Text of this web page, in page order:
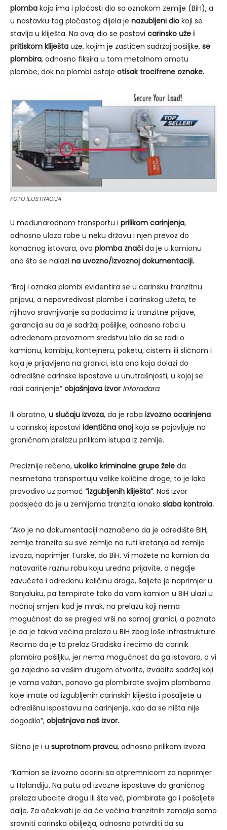
plomba koja ima i pločasti dio sa oznakom zemlje (BiH), a
u nastavku tog pločastog dijela je nazubljeni dio koji se
stavlja u kliješta. Na ovaj dio se postavi carinsko uže i
pritiskom kliješta uže, kojim je zaštićen sadržaj pošiljke, se
plombira, odnosno fiksira u tom metalnom omotu
plombe, dok na plombi ostaje otisak trocifrene oznake.
FOTO ILUSTRACIJA
U međunarodnom transportu i prilikom carinjenja,
odnosno ulaza robe u neku državu i njen prevoz do
konačnog istovara, ova plomba znači da je u kamionu
ono što se nalazi na uvozno/izvoznoj dokumentaciji.
“Broj i oznaka plombi evidentira se u carinsku tranzitnu
prijavu, a nepovredivost plombe i carinskog užeta, te
njihovo sravnjivanje sa podacima iz tranzitne prijave,
garancija su da je sadržaj pošiljke, odnosno roba u
određenom prevoznom sredstvu bilo da se radi o
kamionu, kombiju, kontejneru, paketu, cisterni ili sličnom i
koja je prijavljena na granici, ista ona koja dolazi do
odredišne carinske ispostave u unutrašnjosti, u kojoj se
radi carinjenje” objašnjava izvor Inforadara.
Ili obratno, u slučaju izvoza, da je roba izvozno ocarinjena
u carinskoj ispostavi identična onoj koja se pojavljuje na
graničnom prelazu prilikom istupa iz zemlje.
Preciznije rečeno, ukoliko kriminalne grupe žele da
nesmetano transportuju velike količine droge, to je lako
provodivo uz pomoć “izgubljenih kliješta”. Naš izvor
podsjeća da je u zemljama tranzita ionako slaba kontrola.
“Ako je na dokumentaciji naznačeno da je odredište BiH,
zemlje tranzita su sve zemlje na ruti kretanja od zemlje
izvoza, naprimjer Turske, do BiH. Vi možete na kamion da
natovarite raznu robu koju uredno prijavite, a negdje
zavučete i određenu količinu droge, šaljete je naprimjer u
Banjaluku, pa tempirate tako da vam kamion u BiH ulazi u
noćnoj smjeni kad je mrak, na prelazu koji nema
mogućnost da se pregled vrši na samoj granici, a poznato
je da je takva većina prelaza u BiH zbog loše infrastrukture.
Recimo da je to prelaz Gradiška i recimo da carinik
plombira pošiljku, jer nema mogućnost da ga istovara, a vi
ga zajedno sa vašim drugom otvorite, izvadite sadržaj koji
je vama važan, ponovo ga plombirate svojim plombama
koje imate od izgubljenih carinskih kliješta i pošaljete u
odredišnu ispostavu na carinjenje, kao da se ništa nije
dogodilo”, objašnjava naš izvor.
Slično je i u suprotnom pravcu, odnosno prilikom izvoza.
“Kamion se izvozno ocarini sa otpremnicom za naprimjer
u Holandiju. Na putu od izvozne ispostave do graničnog
prelaza ubacite drogu ili šta već, plombirate ga i pošaljete
dalje. Za očekivati je da će većina tranzitnih zemalja samo
sravniti carinska obilježja, odnosno potvrditi da su